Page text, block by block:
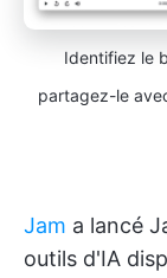
Identifiez le
partagez-le
Jam a lancé
outils d'IA